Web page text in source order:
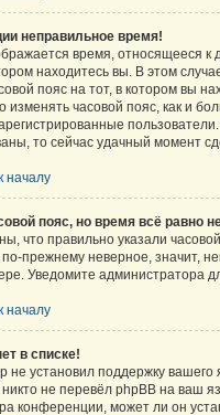
неправильное время!
время, относящееся к
находитесь вы. В этом
пояс на тот, в котором вы
изменять часовой пояс, как и
то сейчас удачный момент
началу
пояс, но время всё равно
что правильно указали
прежнему неверное, значит,
Уведомите администратора
началу
в списке!
не установил поддержку
не перевёл phpBB на ваш
конференции, может ли он